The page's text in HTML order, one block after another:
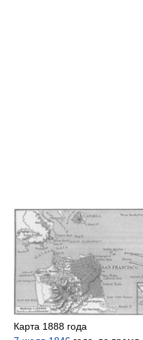
Карта 1888 года